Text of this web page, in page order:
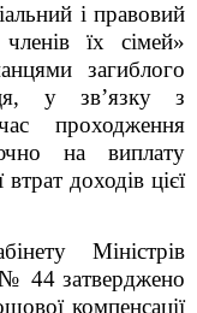
і правовий
їх сімей»
загиблого
у зв’язку з
проходження
на виплату
доходів цієї
Міністрів
№ 44 затверджено
компенсації